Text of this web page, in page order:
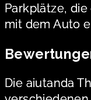
Parkplätze,
mit dem Auto
Die aiutanda